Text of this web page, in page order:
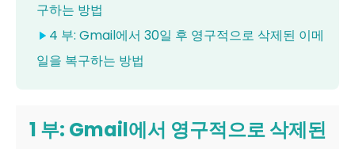
구하는 방법
4 부: Gmail에서 30일 후 영구적으로 삭제된 이메
일을 복구하는 방법
1 부: Gmail에서 영구적으로 삭제된